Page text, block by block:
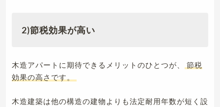
2)節税効果が高い
木造アパートに期待できるメリットのひとつが、
節税
効果の高さです。
木造建築は他の構造の建物よりも法定耐用年数が短く設